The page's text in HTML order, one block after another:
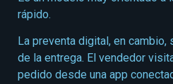
rápido.
La preventa digital, en
de la entrega. El vendedor
pedido desde una app